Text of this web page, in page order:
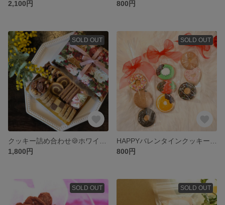
2,100円
800円
SOLD OUT
1,800円
SOLD OUT
800円
SOLD OUT SOLD OUT